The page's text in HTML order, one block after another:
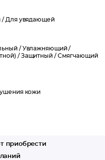
/ Для увядающей
/Увлажняющий /
/Защитный /Смягчающий
кожи
приобрести